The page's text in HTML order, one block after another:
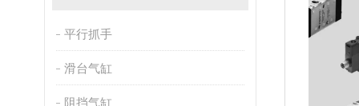
平行抓手
滑台气缸
阻挡气缸